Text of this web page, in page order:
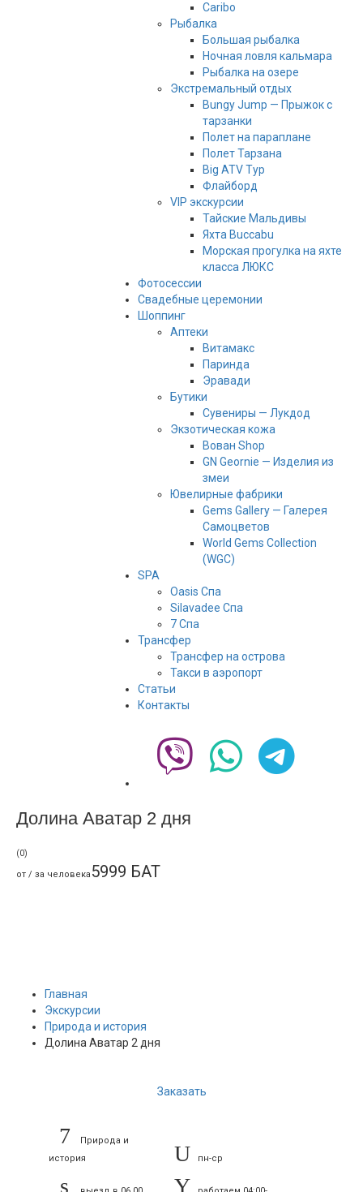
Caribo
Рыбалка
Большая рыбалка
Ночная ловля кальмара
Рыбалка на озере
Экстремальный отдых
Bungy Jump — Прыжок с
тарзанки
Полет на параплане
Полет Тарзана
Big ATV Тур
Флайборд
VIP экскурсии
Тайские Мальдивы
Яхта Buccabu
Морская прогулка на яхте
класса ЛЮКС
Фотосессии
Свадебные церемонии
Шоппинг
Аптеки
Витамакс
Паринда
Эравади
Бутики
Сувениры — Лукдод
Экзотическая кожа
Вован Shop
GN Geornie — Изделия из
змеи
Ювелирные фабрики
Gems Gallery — Галерея
Самоцветов
World Gems Collection
(WGC)
SPA
Oasis Спа
Silavadee Спа
7 Спа
Трансфер
Трансфер на острова
Такси в аэропорт
Статьи
Контакты
Долина Аватар 2 дня
(0)
от / за человека 5999 БАТ
Главная
Экскурсии
Природа и история
Долина Аватар 2 дня
Заказать
Природа и
история
пн-ср